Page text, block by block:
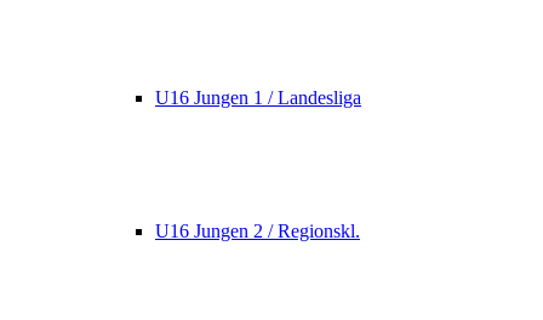
U16 Jungen 1 / Landesliga
U16 Jungen 2 / Regionskl.